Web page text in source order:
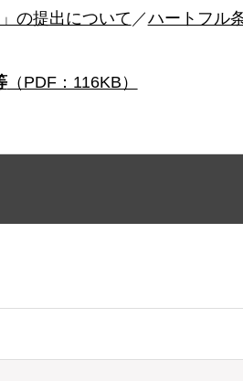
の提出について ／ハートフル
（PDF：116KB）